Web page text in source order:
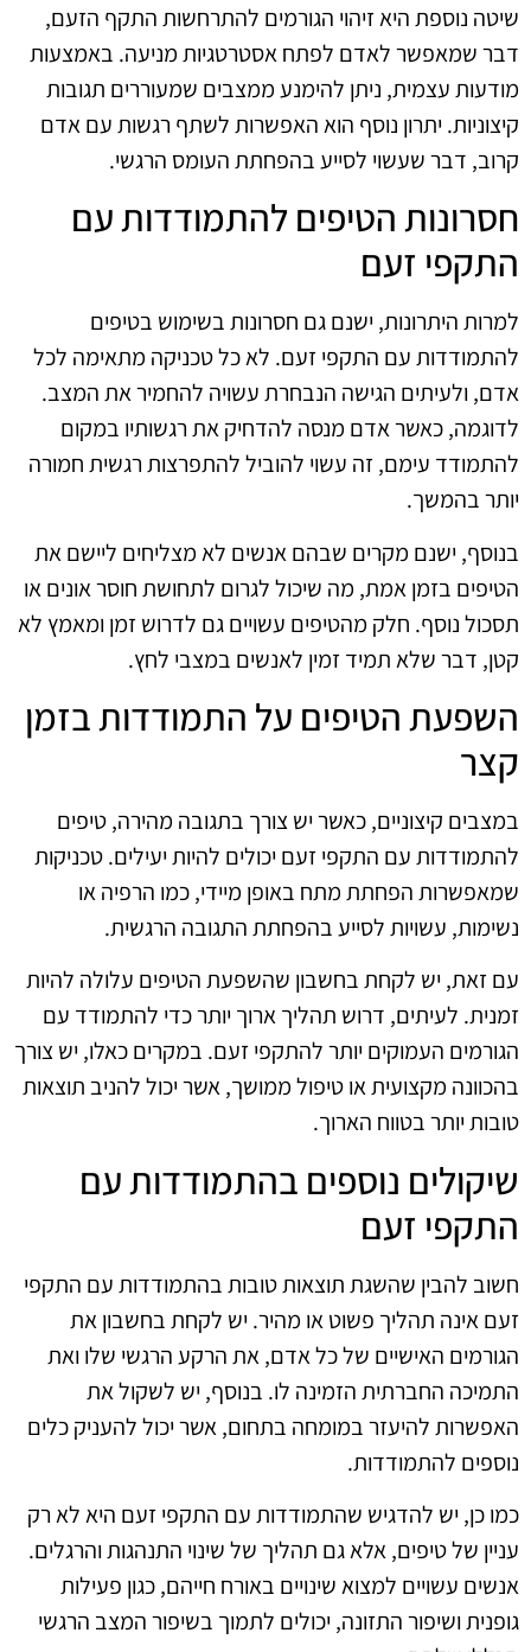
שיטה נוספת היא זיהוי הגורמים להתרחשות התקף הזעם,
דבר שמאפשר לאדם לפתח אסטרטגיות מניעה. באמצעות
מודעות עצמית, ניתן להימנע ממצבים שמעוררים תגובות
קיצוניות. יתרון נוסף הוא האפשרות לשתף רגשות עם אדם
קרוב, דבר שעשוי לסייע בהפחתת העומס הרגשי.
חסרונות הטיפים להתמודדות עם
התקפי זעם
למרות היתרונות, ישנם גם חסרונות בשימוש בטיפים
להתמודדות עם התקפי זעם. לא כל טכניקה מתאימה לכל
אדם, ולעיתים הגישה הנבחרת עשויה להחמיר את המצב.
לדוגמה, כאשר אדם מנסה להדחיק את רגשותיו במקום
להתמודד עימם, זה עשוי להוביל להתפרצות רגשית חמורה
יותר בהמשך.
בנוסף, ישנם מקרים שבהם אנשים לא מצליחים ליישם את
הטיפים בזמן אמת, מה שיכול לגרום לתחושת חוסר אונים או
תסכול נוסף. חלק מהטיפים עשויים גם לדרוש זמן ומאמץ לא
קטן, דבר שלא תמיד זמין לאנשים במצבי לחץ.
השפעת הטיפים על התמודדות בזמן
קצר
במצבים קיצוניים, כאשר יש צורך בתגובה מהירה, טיפים
להתמודדות עם התקפי זעם יכולים להיות יעילים. טכניקות
שמאפשרות הפחתת מתח באופן מיידי, כמו הרפיה או
נשימות, עשויות לסייע בהפחתת התגובה הרגשית.
עם זאת, יש לקחת בחשבון שהשפעת הטיפים עלולה להיות
זמנית. לעיתים, דרוש תהליך ארוך יותר כדי להתמודד עם
הגורמים העמוקים יותר להתקפי זעם. במקרים כאלו, יש צורך
בהכוונה מקצועית או טיפול ממושך, אשר יכול להניב תוצאות
טובות יותר בטווח הארוך.
שיקולים נוספים בהתמודדות עם
התקפי זעם
חשוב להבין שהשגת תוצאות טובות בהתמודדות עם התקפי
זעם אינה תהליך פשוט או מהיר. יש לקחת בחשבון את
הגורמים האישיים של כל אדם, את הרקע הרגשי שלו ואת
התמיכה החברתית הזמינה לו. בנוסף, יש לשקול את
האפשרות להיעזר במומחה בתחום, אשר יכול להעניק כלים
נוספים להתמודדות.
כמו כן, יש להדגיש שהתמודדות עם התקפי זעם היא לא רק
עניין של טיפים, אלא גם תהליך של שינוי התנהגות והרגלים.
אנשים עשויים למצוא שינויים באורח חייהם, כגון פעילות
גופנית ושיפור התזונה, יכולים לתמוך בשיפור המצב הרגשי